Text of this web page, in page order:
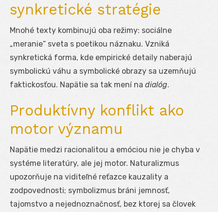
synkretické stratégie
Mnohé texty kombinujú oba režimy: sociálne
„meranie“ sveta s poetikou náznaku. Vzniká
synkretická forma, kde empirické detaily naberajú
symbolickú váhu a symbolické obrazy sa uzemňujú
faktickosťou. Napätie sa tak mení na dialóg.
Produktívny konflikt ako
motor významu
Napätie medzi racionalitou a emóciou nie je chyba v
systéme literatúry, ale jej motor. Naturalizmus
upozorňuje na viditeľné reťazce kauzality a
zodpovednosti; symbolizmus bráni jemnosť,
tajomstvo a nejednoznačnosť, bez ktorej sa človek